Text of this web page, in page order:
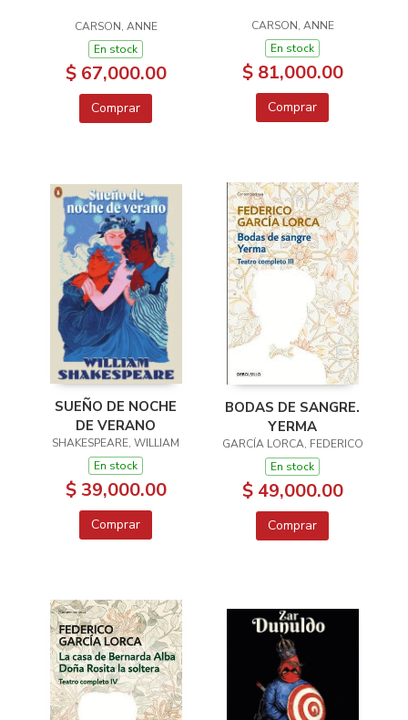
CARSON, ANNE
En stock
$ 67,000.00
Comprar
CARSON, ANNE
En stock
$ 81,000.00
Comprar
SUEÑO DE NOCHE
DE VERANO
SHAKESPEARE, WILLIAM
En stock
$ 39,000.00
Comprar
BODAS DE SANGRE.
YERMA
GARCÍA LORCA, FEDERICO
En stock
$ 49,000.00
Comprar